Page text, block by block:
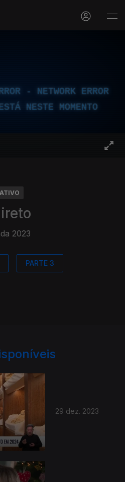
- NETWORK ERROR
NESTE MOMENTO
2023
PARTE 3
29 dez. 2023